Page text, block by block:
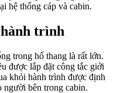
hệ thống cáp và cabin.
trình
trong hố thang là rất lớn.
được lắp đặt công tắc giới
khỏi hành trình được định
người bên trong cabin.